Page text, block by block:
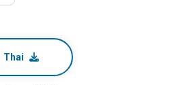
Thai